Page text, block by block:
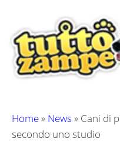
contenuto
Home» News » Cani di
secondo uno studio